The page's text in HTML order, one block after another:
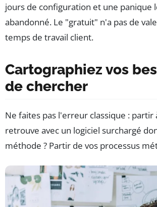
jours de configuration et une panique
abandonné. Le "gratuit" n'a pas de
temps de travail client.
Cartographiez vos
de chercher
Ne faites pas l'erreur classique : partir
retrouve avec un logiciel surchargé
méthode ? Partir de vos processus